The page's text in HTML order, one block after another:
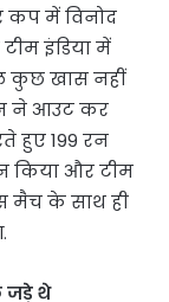
कप में विनोद
इंडिया में
कुछ खास नहीं
ने आउट कर
हुए 199 रन
किया और टीम
मैच के साथ ही
जड़े थे